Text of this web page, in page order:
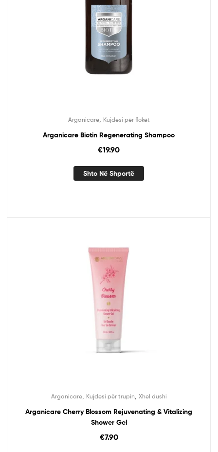
Arganicare, Kujdesi për flokët
Arganicare Biotin Regenerating Shampoo
€19.90
Shto Në Shportë
Arganicare, Kujdesi për trupin Xhel dushi
Arganicare Cherry Blossom Rejuvenating & Vitalizing
Shower Gel
€7.90